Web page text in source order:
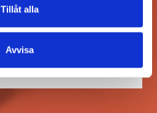
Tillåt alla
Avvisa